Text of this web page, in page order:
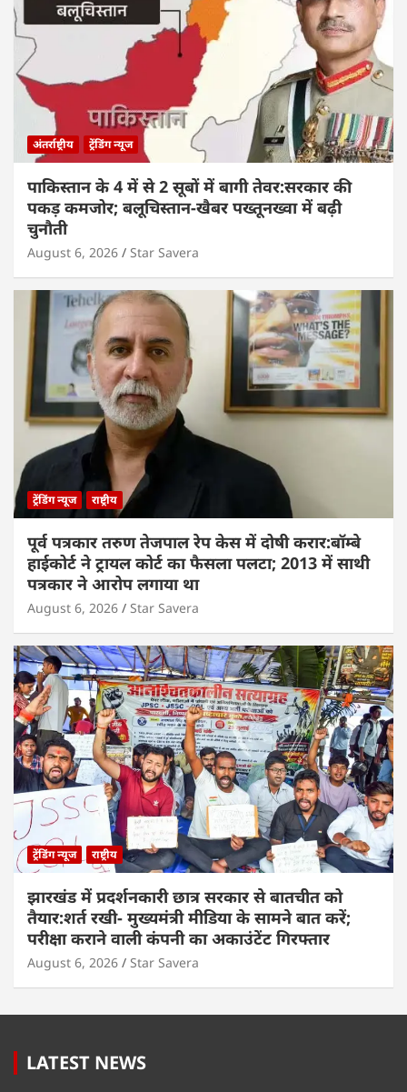
अंतर्राष्ट्रीय ट्रेंडिंग न्यूज
पाकिस्तान के 4 में से 2 सूबों में बागी तेवर:सरकार की
पकड़ कमजोर; बलूचिस्तान-खैबर पख्तूनख्वा में बढ़ी
चुनौती
August 6, 2026 Star Savera
ट्रेंडिंग न्यूज राष्ट्रीय
पूर्व पत्रकार तरुण तेजपाल रेप केस में दोषी करार:बॉम्बे
हाईकोर्ट ने ट्रायल कोर्ट का फैसला पलटा; 2013 में साथी
पत्रकार ने आरोप लगाया था
August 6, 2026 Star Savera
ट्रेंडिंग न्यूज राष्ट्रीय
झारखंड में प्रदर्शनकारी छात्र सरकार से बातचीत को
तैयार:शर्त रखी- मुख्यमंत्री मीडिया के सामने बात करें;
परीक्षा कराने वाली कंपनी का अकाउंटेंट गिरफ्तार
August 6, 2026 Star Savera
LATEST NEWS